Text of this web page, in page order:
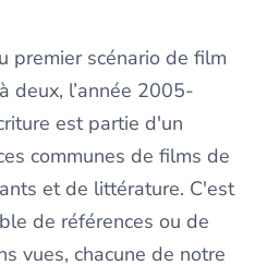
premier scénario de film
deux, l’année 2005-
est partie d'un
communes de films de
et de littérature. C'est
de références ou de
vues, chacune de notre